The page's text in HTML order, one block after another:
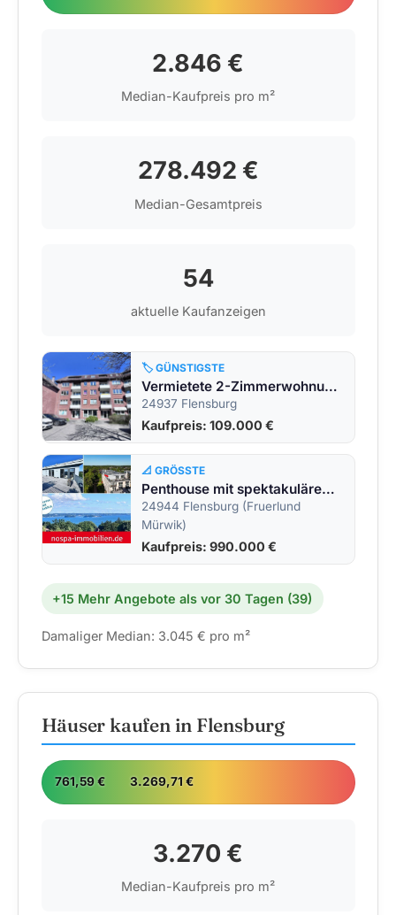
2.846 €
Median-Kaufpreis pro m²
278.492 €
Median-Gesamtpreis
54
aktuelle Kaufanzeigen
🏷️ GÜNSTIGSTE
Vermietete 2-Zimmerwohnung am Friesischen Berg!
24937 Flensburg
Kaufpreis: 109.000 €
📐 GRÖSSTE
Penthouse mit spektakulärem Fördeblick &#8211; Wohnen auf höchstem Niveau in der &#8222;Alten Gärtnerei&#8220;
24944 Flensburg (Fruerlund
Mürwik)
Kaufpreis: 990.000 €
+15 Mehr Angebote als vor 30 Tagen (39)
Damaliger Median: 3.045 € pro m²
Häuser kaufen in Flensburg
761,59 € 3.269,71 €
3.270 €
Median-Kaufpreis pro m²